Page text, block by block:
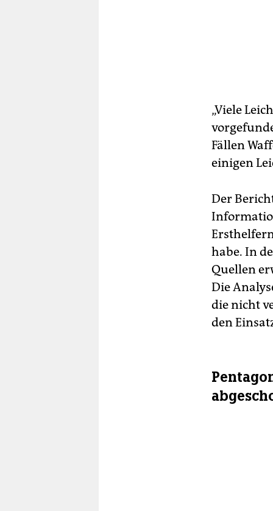
„Viele
Fällen
einigen
Der
habe. In
Quellen
Die
die nicht
den